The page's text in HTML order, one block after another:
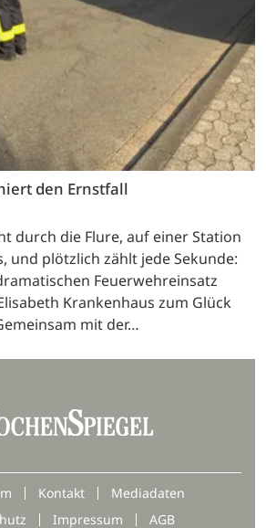
den Ernstfall
durch die Flure, auf einer Station
und plötzlich zählt jede Sekunde:
Feuerwehreinsatz
Krankenhaus zum Glück
mit der…
Kontakt
Mediadaten
Impressum AGB